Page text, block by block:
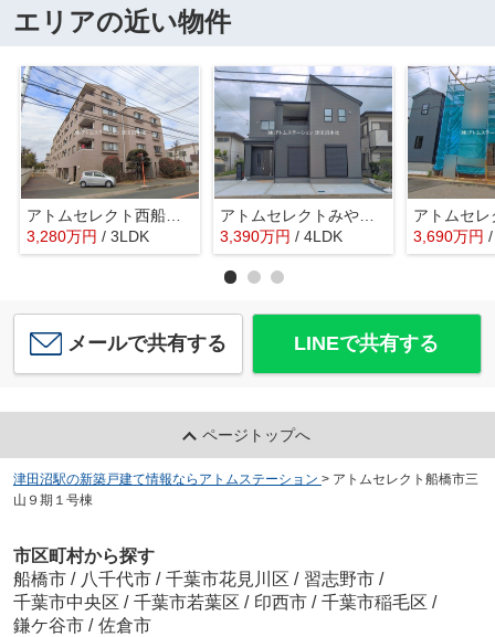
エリアの近い物件
アトムセレクト西船橋パーク・ホームズ２階
3,280万円 / 3LDK
アトムセレクトみやぎ台2丁目１号棟
3,390万円 / 4LDK 3,690万円
メールで共有する LINEで共有する
ページトップへ
津田沼駅の新築戸建て情報ならアトムステーション > アトムセレクト船橋市三
山９期１号棟
市区町村から探す
船橋市 / 八千代市 / 千葉市花見川区 / 習志野市 /
千葉市中央区 / 千葉市若葉区 / 印西市 / 千葉市稲毛区 /
鎌ケ谷市 / 佐倉市